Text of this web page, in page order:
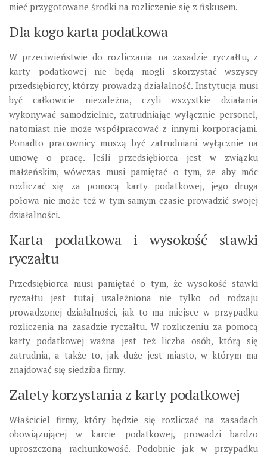
mieć przygotowane środki na rozliczenie się z fiskusem.
Dla kogo karta podatkowa
W przeciwieństwie do rozliczania na zasadzie ryczałtu, z
karty podatkowej nie będą mogli skorzystać wszyscy
przedsiębiorcy, którzy prowadzą działalność. Instytucja musi
być całkowicie niezależna, czyli wszystkie działania
wykonywać samodzielnie, zatrudniając wyłącznie personel,
natomiast nie może współpracować z innymi korporacjami.
Ponadto pracownicy muszą być zatrudniani wyłącznie na
umowę o pracę. Jeśli przedsiębiorca jest w związku
małżeńskim, wówczas musi pamiętać o tym, że aby móc
rozliczać się za pomocą karty podatkowej, jego druga
połowa nie może też w tym samym czasie prowadzić swojej
działalności.
Karta podatkowa i wysokość stawki
ryczałtu
Przedsiębiorca musi pamiętać o tym, że wysokość stawki
ryczałtu jest tutaj uzależniona nie tylko od rodzaju
prowadzonej działalności, jak to ma miejsce w przypadku
rozliczenia na zasadzie ryczałtu. W rozliczeniu za pomocą
karty podatkowej ważna jest też liczba osób, którą się
zatrudnia, a także to, jak duże jest miasto, w którym ma
znajdować się siedziba firmy.
Zalety korzystania z karty podatkowej
Właściciel firmy, który będzie się rozliczać na zasadach
obowiązującej w karcie podatkowej, prowadzi bardzo
uproszczoną rachunkowość. Podobnie jak w przypadku